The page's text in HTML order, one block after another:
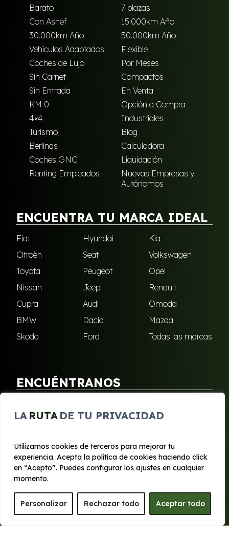
LA RUTA DE TU PRIVACIDAD
Utilizamos cookies de terceros para mejorar tu
experiencia. Acepta la política de cookies haciendo click
en “Acepto”. Puedes configurar los ajustes en cualquier
momento.
Personalizar Rechazar todo Aceptar todo
Barato
7 plazas
Con Asnef
15.000km Año
30.000km Año
50.000km Año
Vehículos Adaptados
Flexible
Coches de Lujo
Por Meses
Sin Carnet
Compactos
Sin Entrada
En Venta
KM 0
Opción a Compra
4×4
Industriales
Turismo
Blog
Berlinas
Calculadora
Coches GNC
Liquidación
Renting Empleados
Nuevas Empresas y
Autónomos
ENCUENTRA TU MARCA IDEAL
Fiat Hyundai
Kia
Citroën
Seat
Volkswagen
Toyota
Peugeot
Opel
Nissan
Jeep
Renault
Cupra
Audi
Omoda
BMW
Dacia
Mazda
Skoda
Ford Todas las marcas
ENCUÉNTRANOS
Sangonera Verde
Santa Cruz
© 2020 - 2026 Segura Renting
Aviso legal y Privacidad